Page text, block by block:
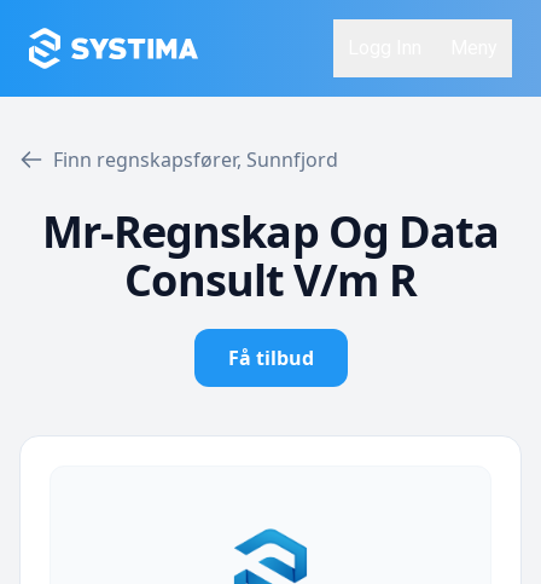
Finn regnskapsfører, Sunnfjord
Mr-Regnskap Og Data
Consult V/m R
Få tilbud